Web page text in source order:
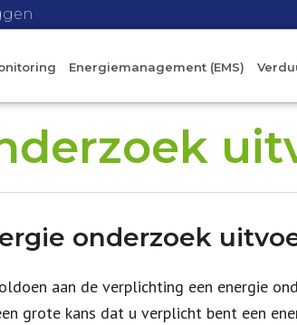
Energiemanagement (EMS)
onderzoek
aan de verplichting een energie
grote kans dat u verplicht bent een